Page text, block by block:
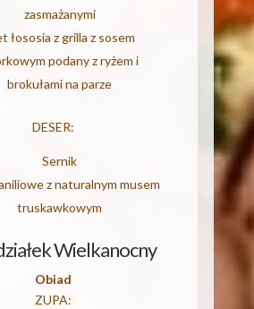
zasmażanymi
łososia z grilla z sosem
podany z ryżem i
brokułami na parze
DESER:
Sernik
z naturalnym musem
truskawkowym
Wielkanocny
Obiad
ZUPA: